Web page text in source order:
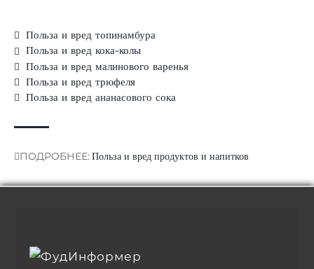
Польза и вред топинамбура
Польза и вред кока-колы
Польза и вред малинового варенья
Польза и вред трюфеля
Польза и вред ананасового сока
ПОДРОБНЕЕ: Польза и вред продуктов и напитков